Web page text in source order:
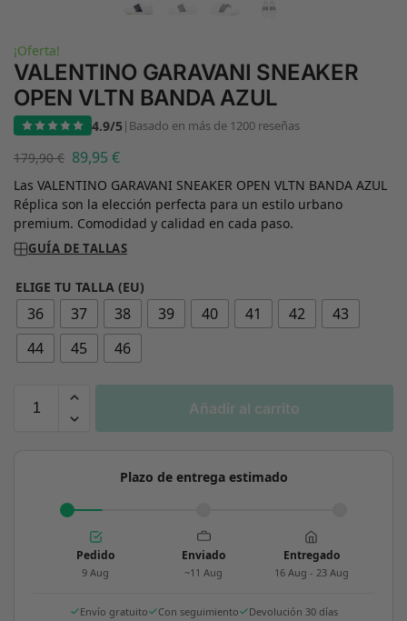
¡Oferta!
VALENTINO GARAVANI SNEAKER
OPEN VLTN BANDA AZUL
4.9/5| Basado en más de 1200 reseñas
179,90€ 89,95 €
Las VALENTINO GARAVANI SNEAKER OPEN VLTN BANDA AZUL
Réplica son la elección perfecta para un estilo urbano
premium. Comodidad y calidad en cada paso.
GUÍA DE TALLAS
ELIGE TU TALLA (EU)
36 37 38 39 40 41 42
43
44
45 46
Añadir al carrito
Plazo de entrega estimado
Pedido
9 Aug
Enviado
~11 Aug
Entregado
16 Aug - 23 Aug
Envío gratuito Con seguimiento Devolución 30 días